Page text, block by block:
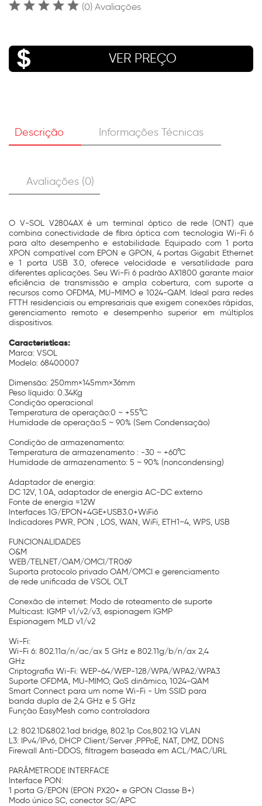
(0) Avaliações
VER PREÇO
Descrição Informações Técnicas
Avaliações (0)
O V-SOL V2804AX é um terminal óptico de rede (ONT) que
combina conectividade de fibra óptica com tecnologia Wi-Fi 6
para alto desempenho e estabilidade. Equipado com 1 porta
XPON compatível com EPON e GPON, 4 portas Gigabit Ethernet
e 1 porta USB 3.0, oferece velocidade e versatilidade para
diferentes aplicações. Seu Wi-Fi 6 padrão AX1800 garante maior
eficiência de transmissão e ampla cobertura, com suporte a
recursos como OFDMA, MU-MIMO e 1024-QAM. Ideal para redes
FTTH residenciais ou empresariais que exigem conexões rápidas,
gerenciamento remoto e desempenho superior em múltiplos
dispositivos.
Características:
Marca: VSOL
Modelo: 68400007
Dimensão: 250mm×145mm×36mm
Peso líquido: 0.34Kg
Condição operacional
Temperatura de operação:0 ~ +55°C
Humidade de operação:5 ~ 90% (Sem Condensação)
Condição de armazenamento:
Temperatura de armazenamento : -30 ~ +60°C
Humidade de armazenamento: 5 ~ 90% (noncondensing)
Adaptador de energia:
DC 12V, 1.0A, adaptador de energia AC-DC externo
Fonte de energia =12W
Interfaces 1G/EPON+4GE+USB3.0+WiFi6
Indicadores PWR, PON , LOS, WAN, WiFi, ETH1~4, WPS, USB
FUNCIONALIDADES
O&M
WEB/TELNET/OAM/OMCI/TR069
Suporta protocolo privado OAM/OMCI e gerenciamento
de rede unificada de VSOL OLT
Conexão de internet: Modo de roteamento de suporte
Multicast: IGMP v1/v2/v3, espionagem IGMP
Espionagem MLD v1/v2
Wi-Fi:
Wi-Fi 6: 802.11a/n/ac/ax 5 GHz e 802.11g/b/n/ax 2,4
GHz
Criptografia Wi-Fi: WEP-64/WEP-128/WPA/WPA2/WPA3
Suporte OFDMA, MU-MIMO, QoS dinâmico, 1024-QAM
Smart Connect para um nome Wi-Fi - Um SSID para
banda dupla de 2,4 GHz e 5 GHz
Função EasyMesh como controladora
L2: 802.1D&802.1ad bridge, 802.1p Cos,802.1Q VLAN
L3: IPv4/IPv6, DHCP Client/Server ,PPPoE, NAT, DMZ, DDNS
Firewall Anti-DDOS, filtragem baseada em ACL/MAC/URL
PARÂMETRODE INTERFACE
Interface PON:
1 porta G/EPON (EPON PX20+ e GPON Classe B+)
Modo único SC, conector SC/APC